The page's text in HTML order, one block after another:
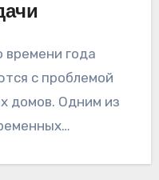
с проблемой
домов. Одним из